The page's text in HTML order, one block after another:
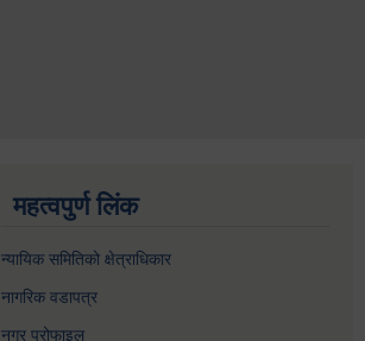
महत्वपुर्ण लिंक
न्यायिक समितिको क्षेत्राधिकार
नागरिक वडापत्र
नगर प्रोफाइल